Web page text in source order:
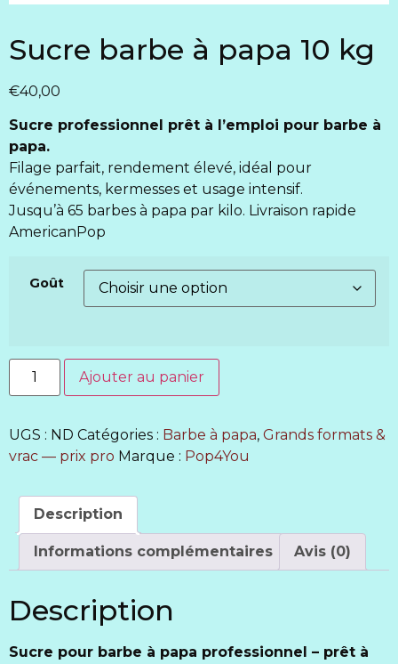
Sucre barbe à papa 10 kg
€40,00
Sucre professionnel prêt à l’emploi pour barbe à
papa.
Filage parfait, rendement élevé, idéal pour
événements, kermesses et usage intensif.
Jusqu’à 65 barbes à papa par kilo. Livraison rapide
AmericanPop
Goût
Ajouter au panier
UGS : ND Catégories : Barbe à papa, Grands formats &
vrac — prix pro Marque : Pop4You
Description
Informations complémentaires Avis (0)
Description
Sucre pour barbe à papa professionnel – prêt à